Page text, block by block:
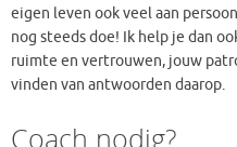
eigen leven ook veel aan
nog steeds doe! Ik help je dan
ruimte en vertrouwen, jouw
vinden van antwoorden daarop.
Coach nodig?